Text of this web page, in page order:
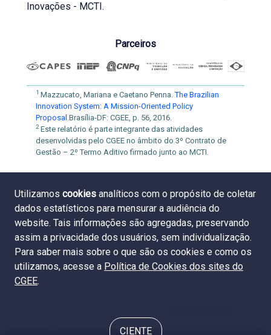
Inovações - MCTI.
Parceiros
1 Mazzucato, Mariana e Caetano Penna.The Brazilian
Innovation System: A Mission-Oriented Policy
Proposal .Brasília-DF: CGEE, p. 56, 2016.
2Este relatório é parte integrante das atividades
desenvolvidas pelo CGEE no âmbito do 3º Contrato de
Gestão – 2º Termo Aditivo firmado junto ao MCTI.
Utilizamos cookies analíticos com o propósito de coletar
dados estatísticos para mensurar a audiência do
website. Tais informações são agregadas, preservando
assim a privacidade dos usuários, sem individualização.
Para saber mais sobre o que são os cookies e como os
utilizamos, acesse a Política de Cookies dos sites do
CGEE.
CIENTE